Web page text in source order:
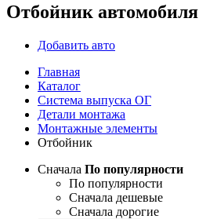
Отбойник автомобиля
Добавить авто
Главная
Каталог
Система выпуска ОГ
Детали монтажа
Монтажные элементы
Отбойник
Сначала По популярности
По популярности
Сначала дешевые
Сначала дорогие